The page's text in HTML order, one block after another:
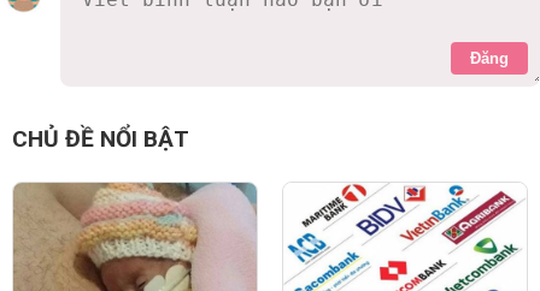
Đăng
CHỦ ĐỀ NỔI BẬT